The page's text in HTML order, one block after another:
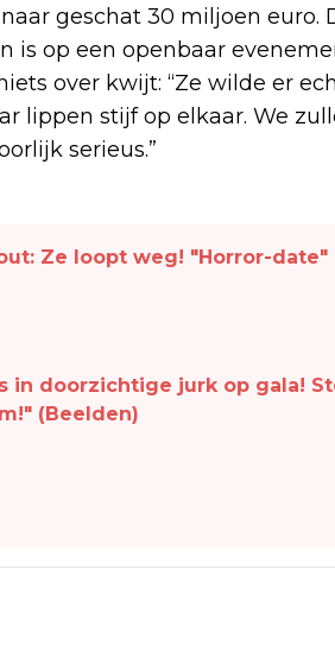
geschat 30 miljoen euro.
is op een openbaar
over kwijt: “Ze wilde er
lippen stijf op elkaar. We
serieus.”
Ze loopt weg! "Horror-date"
in doorzichtige jurk op gala!
(Beelden)